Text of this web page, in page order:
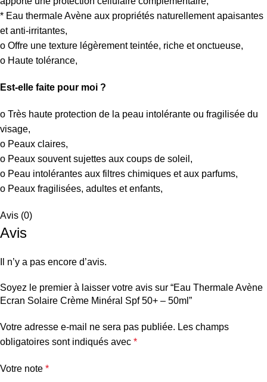
* Eau thermale Avène aux propriétés naturellement apaisantes
et anti-irritantes,
o Offre une texture légèrement teintée, riche et onctueuse,
o Haute tolérance,
Est-elle faite pour moi ?
o Très haute protection de la peau intolérante ou fragilisée du
visage,
o Peaux claires,
o Peaux souvent sujettes aux coups de soleil,
o Peau intolérantes aux filtres chimiques et aux parfums,
o Peaux fragilisées, adultes et enfants,
Avis (0)
Avis
Il n’y a pas encore d’avis.
Soyez le premier à laisser votre avis sur “Eau Thermale Avène
Ecran Solaire Crème Minéral Spf 50+ – 50ml”
Votre adresse e-mail ne sera pas publiée. Les champs
obligatoires sont indiqués avec *
Votre note *